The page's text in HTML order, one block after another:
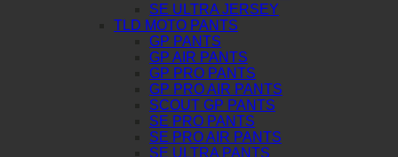
SE ULTRA JERSEY
TLD MOTO PANTS
GP PANTS
GP AIR PANTS
GP PRO PANTS
GP PRO AIR PANTS
SCOUT GP PANTS
SE PRO PANTS
SE PRO AIR PANTS
SE ULTRA PANTS